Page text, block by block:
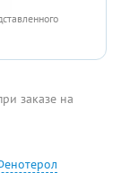
заказе на